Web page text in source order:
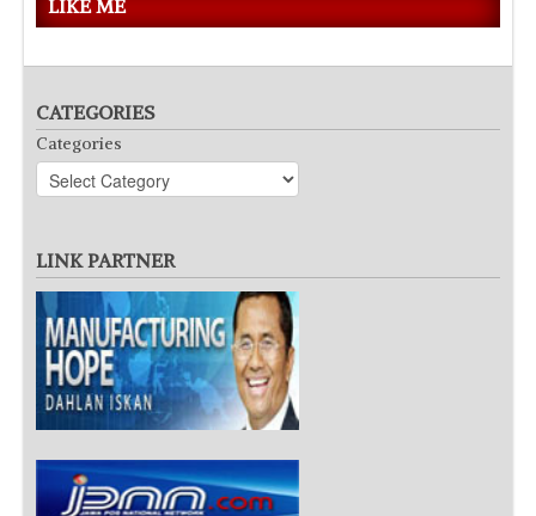
LIKE ME
CATEGORIES
Categories
LINK PARTNER